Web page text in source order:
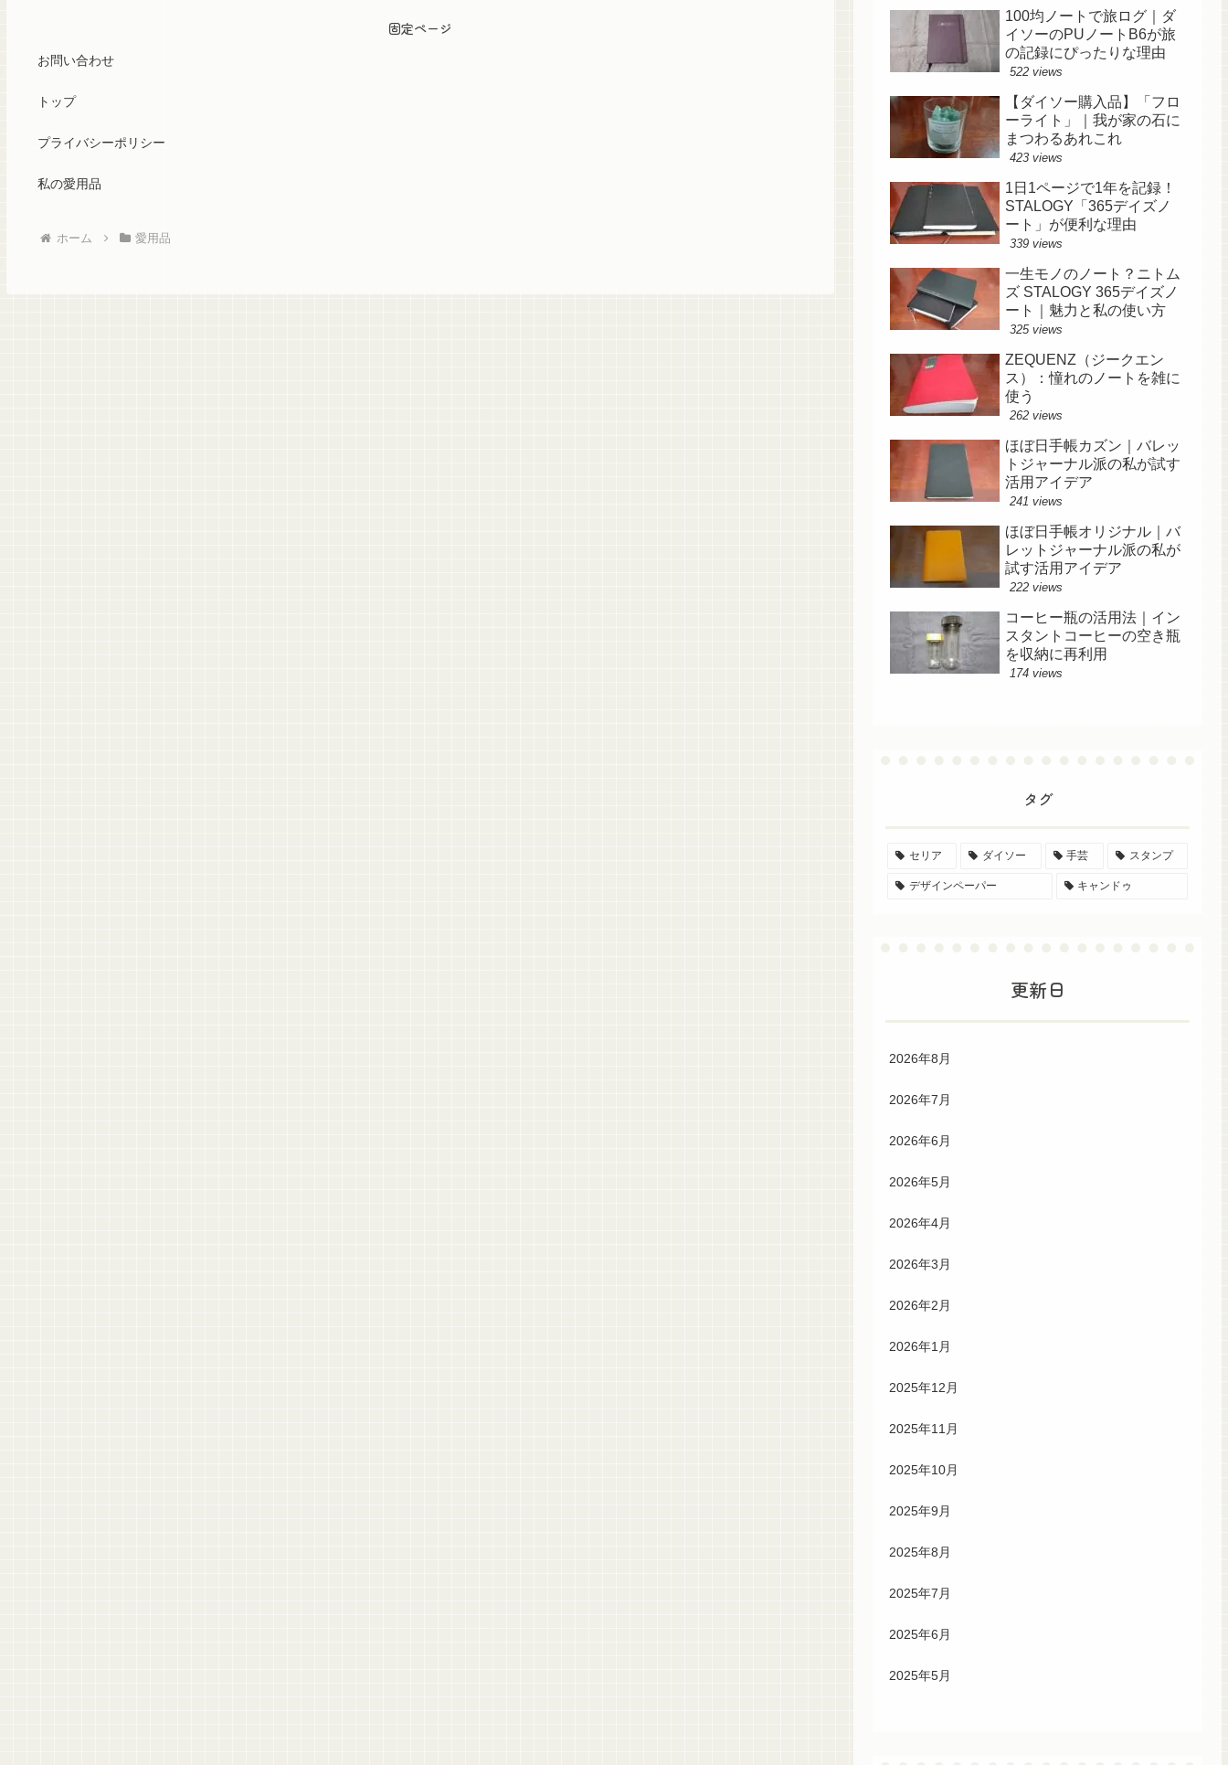
固定ページ
お問い合わせ
トップ
プライバシーポリシー
私の愛用品
ホーム 愛用品
100均ノートで旅ログ｜ダ
イソーのPUノートB6が旅
の記録にぴったりな理由
522 views
【ダイソー購入品】「フロ
ーライト」｜我が家の石に
まつわるあれこれ
423 views
1日1ページで1年を記録！
STALOGY「365デイズノ
ート」が便利な理由
339 views
一生モノのノート？ニトム
ズ STALOGY 365デイズノ
ート｜魅力と私の使い方
325 views
ZEQUENZ（ジークエン
ス）：憧れのノートを雑に
使う
262 views
ほぼ日手帳カズン｜バレッ
トジャーナル派の私が試す
活用アイデア
241 views
ほぼ日手帳オリジナル｜バ
レットジャーナル派の私が
試す活用アイデア
222 views
コーヒー瓶の活用法｜イン
スタントコーヒーの空き瓶
を収納に再利用
174 views
タグ
セリア ダイソー 手芸 スタンプ
デザインペーパー キャンドゥ
更新日
2026年8月
2026年7月
2026年6月
2026年5月
2026年4月
2026年3月
2026年2月
2026年1月
2025年12月
2025年11月
2025年10月
2025年9月
2025年8月
2025年7月
2025年6月
2025年5月